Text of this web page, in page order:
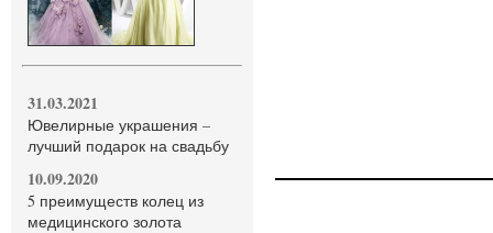
31.03.2021
Ювелирные украшения –
лучший подарок на свадьбу
10.09.2020
5 преимуществ колец из
медицинского золота